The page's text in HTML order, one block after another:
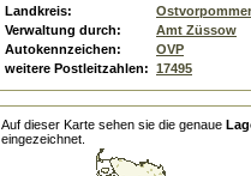
Landkreis:
Verwaltung durch:
Amt Züssow
Autokennzeichen:
OVP
weitere Postleitzahlen: 17495
Auf dieser Karte sehen sie die genaue
eingezeichnet.